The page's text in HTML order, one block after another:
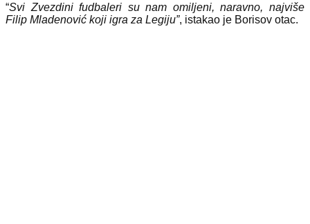
“Svi Zvezdini fudbaleri su nam omiljeni, naravno, najviše
Filip Mladenović koji igra za Legiju”, istakao je Borisov otac.